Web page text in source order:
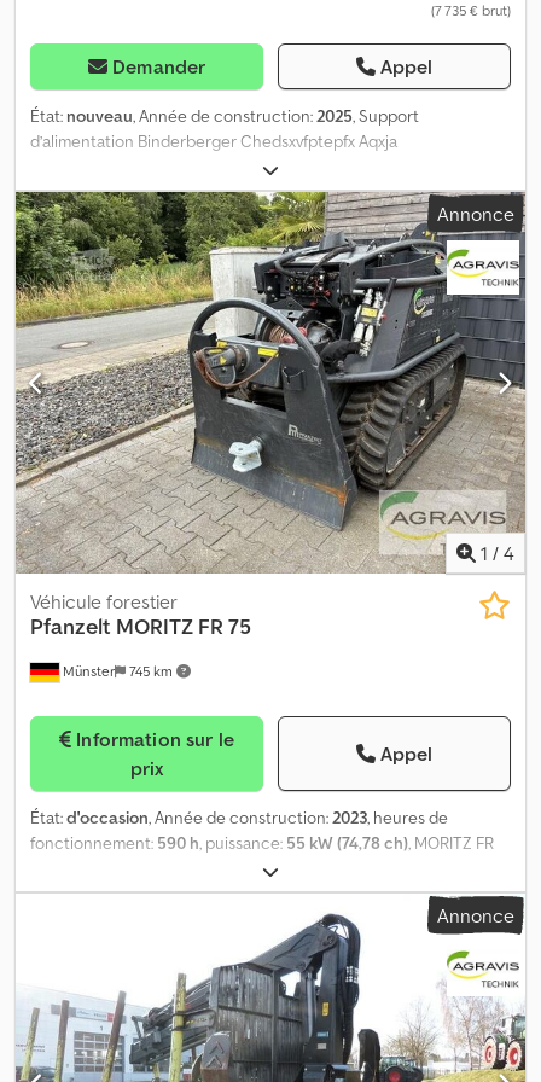
(7 735 € brut)
Demander Appel
État: nouveau, Année de construction:2025, Support
d’alimentation Binderberger Chedsxvfptepfx Aqxja
Annonce
1 / 4
Münster 745 km
Véhicule forestier
Pfanzelt MORITZ FR 75
prix
Appel
État:d'occasion, Année de construction:2023, heures de
fonctionnement: 590 h, puissance: 55 kW (74,78 ch), MORITZ FR
75 (0010) VS.PS_RH-10575/6-II Pfanzelt, engin à chenilles Moritz FR
75 (0020) - Engin à chenilles avec train de roulement en
caoutchouc AS, (0030) - Largeur du train de roulement : 300 mm
(0040) - Largeur extérieure d’environ 1200 à 1600 mm (0050) -
Réglage télescopique par radiocommande (0060) - Longueur
totale avec treuil monté et (0070) - Pousse-bois d’environ 2300
mm (0080) - Garde au sol : environ 320 mm (0090) - Hauteur du
bord supérieur du châssis : environ 1350 mm (0100) - Angle de
pente : environ 50° à l’avant et (0110) - Angle à l’arrière (0120)
Annonce